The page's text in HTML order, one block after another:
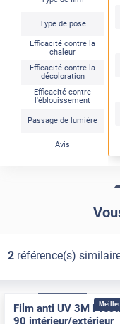
Type de pose
Efficacité contre la
chaleur
Efficacité contre la
décoloration
Efficacité contre
l'éblouissement
Passage de lumière
Avis
2référence(s)
Film anti UV 3M
90 intérieur/extérieur